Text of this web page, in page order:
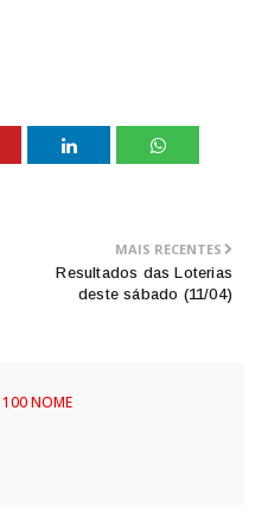
MAIS RECENTES
Resultados das Loterias
deste sábado (11/04)
100 NOME